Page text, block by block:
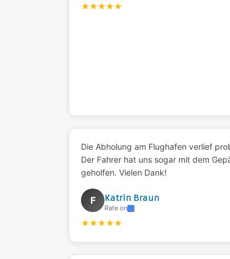
★★★★★
Die Abholung am Flughafen verlief
Der Fahrer hat uns sogar mit dem
geholfen. Vielen Dank!
F Katrin Braun
Rate on
★★★★★